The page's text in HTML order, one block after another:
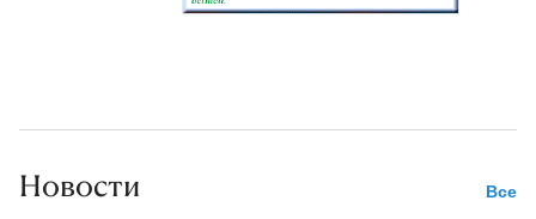
Новости Все